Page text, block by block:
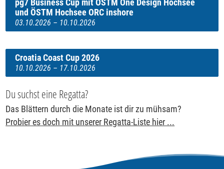
pg7 Business Cup mit ÖSTM One Design Hochsee
und ÖSTM Hochsee ORC inshore
03.10.2026 – 10.10.2026
Croatia Coast Cup 2026
10.10.2026 – 17.10.2026
Du suchst eine Regatta?
Das Blättern durch die Monate ist dir zu mühsam?
Probier es doch mit unserer Regatta-Liste hier ...